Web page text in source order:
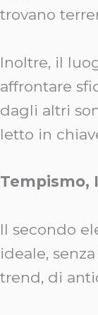
trovano
Inoltre, il
affrontare
dagli altri
letto in
Tempismo,
Il secondo
ideale,
trend, di